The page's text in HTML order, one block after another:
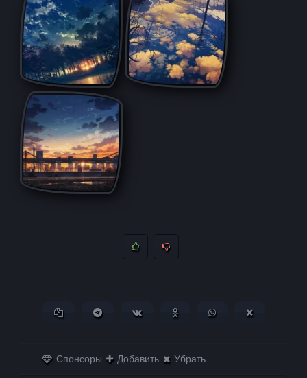
Копировать ссылкуПоделиться в Telegram
Поделиться ВКонтактеПоделиться в
Поделиться в
Спонсоры Добавить Убрать